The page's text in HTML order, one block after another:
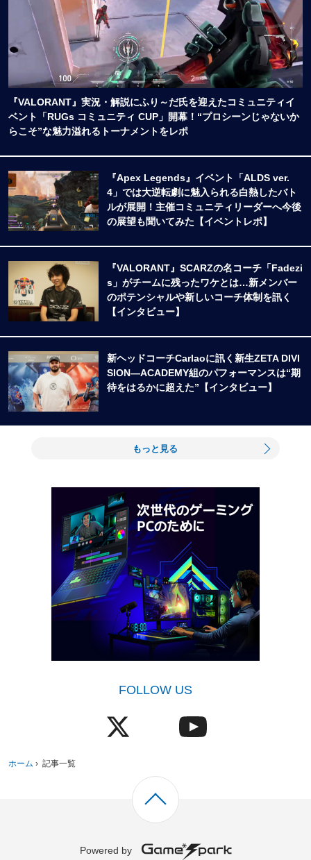
『VALORANT』実況・解説にふり～だ氏を迎えたコミュニティイ
ベント「RUGs コミュニティ CUP」開幕！“プロシーンじゃないか
らこそ”な魅力溢れるトーナメントをレポ
『Apex Legends』イベント「ALDS ver.
4」では大逆転劇に魅入られる白熱したバト
ルが展開！主催コミュニティリーダーへ今後
の展望も聞いてみた【イベントレポ】
『VALORANT』SCARZの名コーチ「Fadezi
s」がチームに残ったワケとは…新メンバー
のポテンシャルや新しいコーチ体制を訊く
【インタビュー】
新ヘッドコーチCarlaoに訊く新生ZETA DIVI
SION―ACADEMY組のパフォーマンスは“期
待をはるかに超えた”【インタビュー】
もっと見る
FOLLOW US
ホーム › 記事一覧
Powered by